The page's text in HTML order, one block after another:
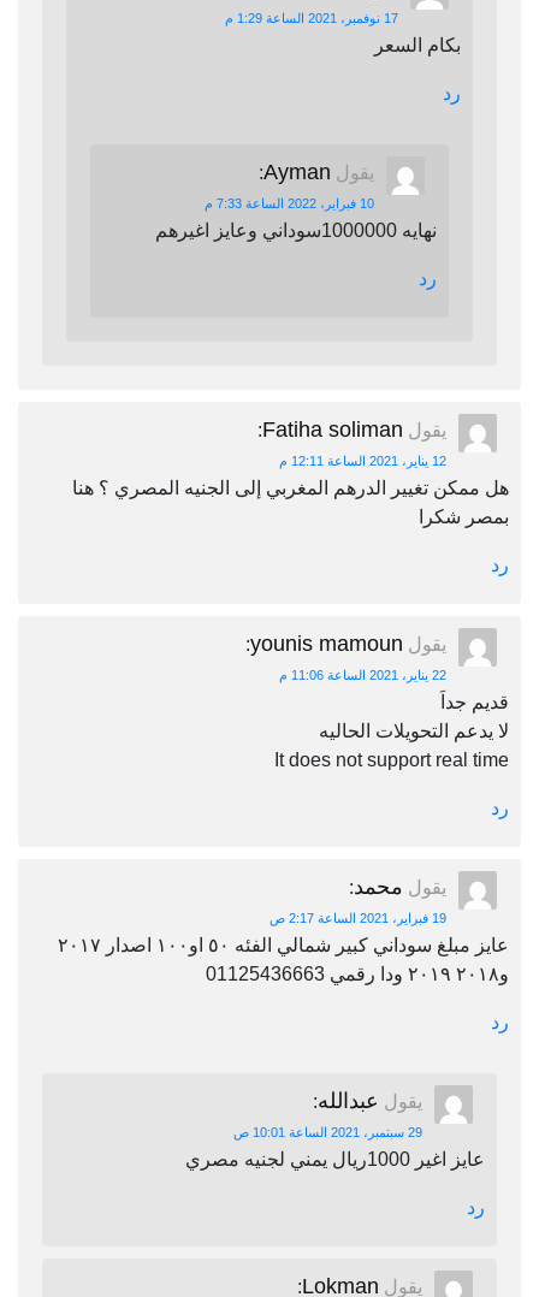
17 نوفمبر، 2021 الساعة 1:29 م
بكام السعر
رد
يقول Ayman
:
10 فبراير، 2022 الساعة 7:33 م
نهايه 1000000سوداني وعايز اغيرهم
رد
يقول Fatiha soliman
:
12 يناير، 2021 الساعة 12:11 م
هل ممكن تغيير الدرهم المغربي إلى الجنيه المصري ؟ هنا
بمصر شكرا
رد
يقول younis mamoun
:
22 يناير، 2021 الساعة 11:06 م
قديم جداَ
لا يدعم التحويلات الحاليه
It does not support real time
رد
يقول محمد:
19 فبراير، 2021 الساعة 2:17 ص
عايز مبلغ سوداني كبير شمالي الفئه ٥٠ او١٠٠ اصدار ٢٠١٧
و٢٠١٨ ٢٠١٩ ودا رقمي 01125436663
رد
يقول عبدالله:
29 سبتمبر، 2021 الساعة 10:01 ص
عايز اغير 1000ريال يمني لجنيه مصري
رد
يقول Lokman
: